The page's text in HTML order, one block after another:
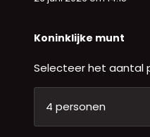
Koninklijke munt
Selecteer het aantal